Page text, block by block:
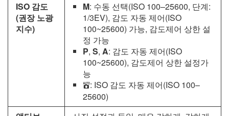
ISO 감도
(권장 노광
지수)
M: 수동 선택(ISO 100–25600, 단계:
1/3EV), 감도 자동 제어(ISO
100~25600) 가능, 감도제어 상한 설
정 가능
P, S, A: 감도 자동 제어(ISO
100~25600), 감도제어 상한 설정가
능
b: ISO 감도 자동 제어(ISO 100–
25600)